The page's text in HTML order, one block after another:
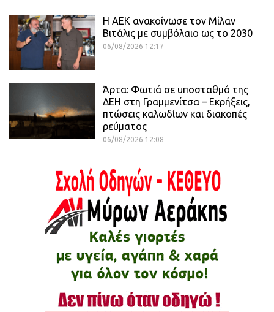
H ΑΕΚ ανακοίνωσε τον Μίλαν
Βιτάλις με συμβόλαιο ως το 2030
06/08/2026 12:17
Άρτα: Φωτιά σε υποσταθμό της
ΔΕΗ στη Γραμμενίτσα – Εκρήξεις,
πτώσεις καλωδίων και διακοπές
ρεύματος
06/08/2026 12:08